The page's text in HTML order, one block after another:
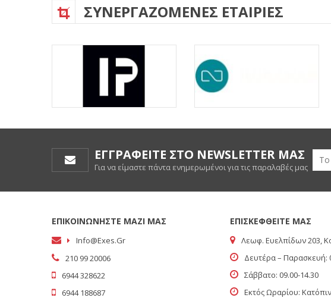
ΣΥΝΕΡΓΑΖΟΜΕΝΕΣ ΕΤΑΙΡΙΕΣ
ΕΓΓΡΑΦΕΙΤΕ ΣΤΟ NEWSLETTER ΜΑΣ
Για να είμαστε πάντα ενημερωμένοι για τις παραλαβές μας
ΕΠΙΚΟΙΝΩΝΗΣΤΕ ΜΑΖΙ ΜΑΣ
Info@exes.gr
210 99 20006
6944 328622
6944 188687
ΕΠΙΣΚΕΦΘΕΙΤΕ ΜΑΣ
Λεωφ. Ευελπίδων 203,
Δευτέρα – Παρασκευή:
Σάββατο: 09.00-14.30
Εκτός Ωραρίου: